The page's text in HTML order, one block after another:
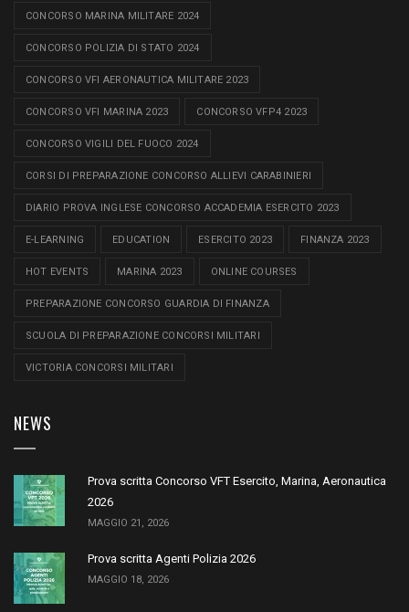
CONCORSO MARINA MILITARE 2024
CONCORSO POLIZIA DI STATO 2024
CONCORSO VFI AERONAUTICA MILITARE 2023
CONCORSO VFI MARINA 2023 CONCORSO VFP4 2023
CONCORSO VIGILI DEL FUOCO 2024
CORSI DI PREPARAZIONE CONCORSO ALLIEVI CARABINIERI
DIARIO PROVA INGLESE CONCORSO ACCADEMIA ESERCITO 2023
E-LEARNING EDUCATION ESERCITO 2023 FINANZA 2023
HOT EVENTS MARINA 2023 ONLINE COURSES
PREPARAZIONE CONCORSO GUARDIA DI FINANZA
SCUOLA DI PREPARAZIONE CONCORSI MILITARI
VICTORIA CONCORSI MILITARI
NEWS
Prova scritta Concorso VFT Esercito, Marina, Aeronautica
2026
MAGGIO 21, 2026
Prova scritta Agenti Polizia 2026
MAGGIO 18, 2026